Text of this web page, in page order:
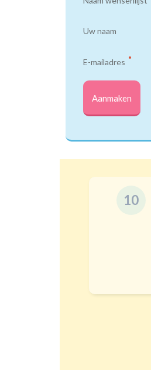
Uw naam
E-mailadres
Aanmaken
10